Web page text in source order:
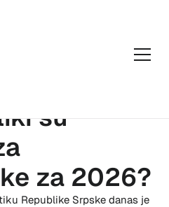
su
za 2026?
Republike Srpske danas je